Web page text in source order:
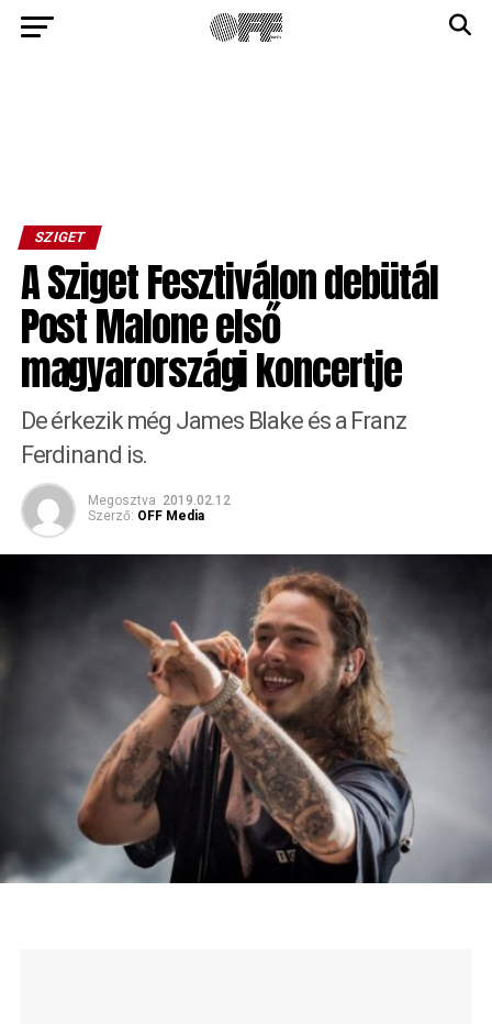
SZIGET
A Sziget Fesztiválon debütál
Post Malone első
magyarországi koncertje
De érkezik még James Blake és a Franz
Ferdinand is.
Megosztva 2019.02.12
Szerző: OFF Media